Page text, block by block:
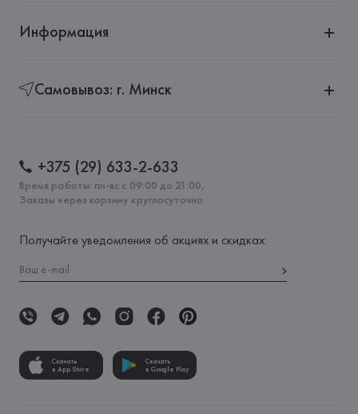
Информация
Самовывоз: г. Минск
+375 (29) 633-2-633
Время работы: пн-вс с 09:00 до 21:00,
Заказы через корзину круглосуточно
Получайте уведомления об акциях и скидках:
Скачать
в App Store
Скачать
в Google Play